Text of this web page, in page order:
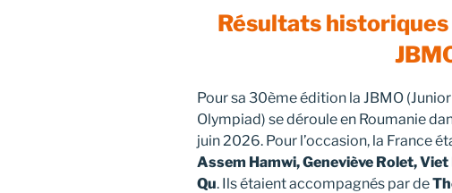
Résultats historiques
Pour sa 30ème édition la JBMO
Olympiad) se déroule en Roumanie
juin 2026. Pour l’occasion, la France
Assem Hamwi, Geneviève Rolet,
Qu. Ils étaient accompagnés par de